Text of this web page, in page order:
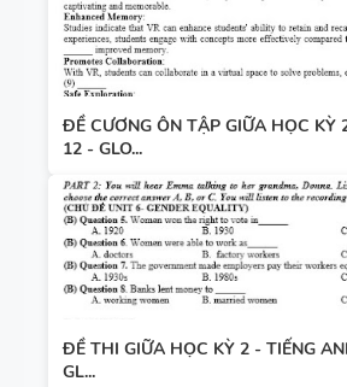
ĐỀ CƯƠNG ÔN TẬP GIỮA HỌC KỲ
12 - GLO...
ĐỀ THI GIỮA HỌC KỲ 2 - TIẾNG
GL...